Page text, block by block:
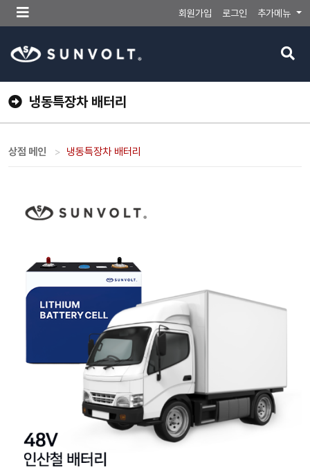
메
뉴
튼
회원가입 로그인 추가메뉴
검
버
냉동특장차 배터리
상점 메인 냉동특장차 배터리